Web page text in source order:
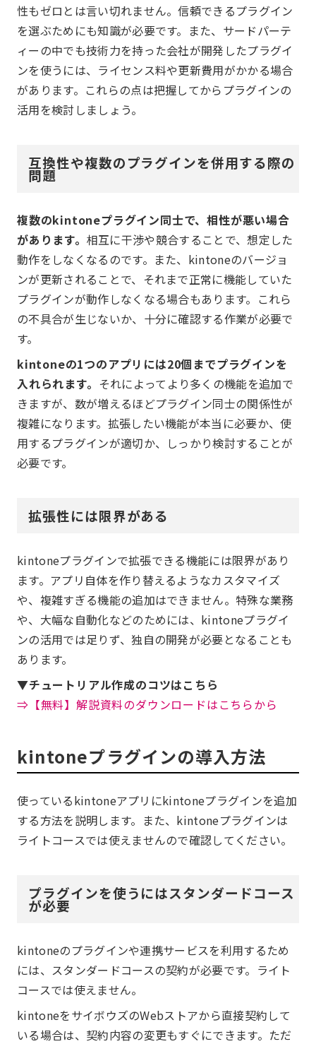
性もゼロとは言い切れません。信頼できるプラグイン
を選ぶためにも知識が必要です。また、サードパーテ
ィーの中でも技術力を持った会社が開発したプラグイ
ンを使うには、ライセンス料や更新費用がかかる場合
があります。これらの点は把握してからプラグインの
活用を検討しましょう。
互換性や複数のプラグインを併用する際の
問題
複数のkintoneプラグイン同士で、相性が悪い場合
があります。 相互に干渉や競合することで、想定した
動作をしなくなるのです。また、kintoneのバージョ
ンが更新されることで、それまで正常に機能していた
プラグインが動作しなくなる場合もあります。これら
の不具合が生じないか、十分に確認する作業が必要で
す。
kintoneの1つのアプリには20個までプラグインを
入れられます。 それによってより多くの機能を追加で
きますが、数が増えるほどプラグイン同士の関係性が
複雑になります。拡張したい機能が本当に必要か、使
用するプラグインが適切か、しっかり検討することが
必要です。
拡張性には限界がある
kintoneプラグインで拡張できる機能には限界があり
ます。アプリ自体を作り替えるようなカスタマイズ
や、複雑すぎる機能の追加はできません。特殊な業務
や、大幅な自動化などのためには、kintoneプラグイ
ンの活用では足りず、独自の開発が必要となることも
あります。
▼チュートリアル作成のコツはこちら
⇒【無料】解説資料のダウンロードはこちらから
kintoneプラグインの導入方法
使っているkintoneアプリにkintoneプラグインを追加
する方法を説明します。また、kintoneプラグインは
ライトコースでは使えませんので確認してください。
プラグインを使うにはスタンダードコース
が必要
kintoneのプラグインや連携サービスを利用するため
には、スタンダードコースの契約が必要です。ライト
コースでは使えません。
kintoneをサイボウズのWebストアから直接契約して
いる場合は、契約内容の変更もすぐにできます。ただ